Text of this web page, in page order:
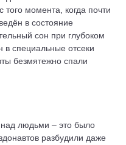
момента, когда почти
в состояние
сон при глубоком
в специальные отсеки
безмятежно спали
людьми – это было
разбудили даже